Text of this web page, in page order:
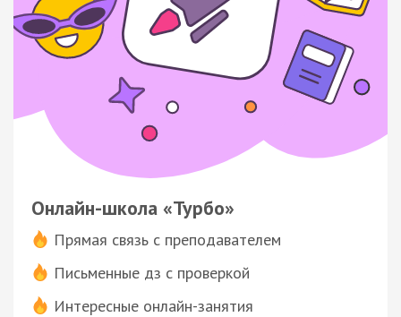
Онлайн-школа «Турбо»
Прямая связь с преподавателем
Письменные дз с проверкой
Интересные онлайн-занятия